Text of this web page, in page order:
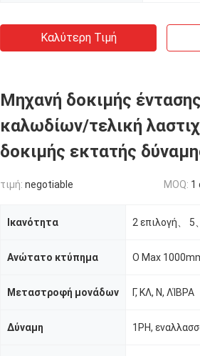
Καλύτερη Τιμή
Μηχανή δοκιμής
καλωδίων/τελική
δοκιμής εκτατής
τιμή: negotiable MOQ: 1
Ικανότητα
Ανώτατο κτύπημα
Μεταστροφή μονάδων Γ, ΚΛ, Ν, ΛΊΒΡΑ
Δύναμη